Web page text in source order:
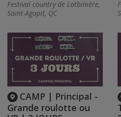
Festival country de Lotbinière,
Saint-Agapit, QC
CAMP | Principal -
Grande roulotte ou